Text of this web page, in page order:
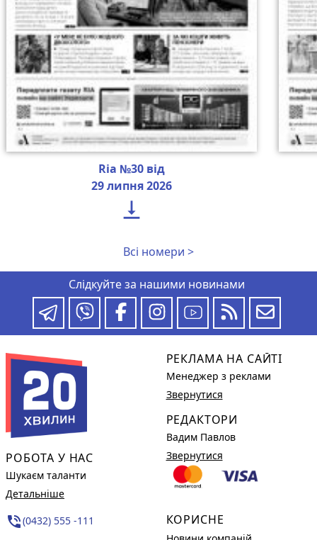
Ria №30 від
29 липня 2026

Всі номери >
Слідкуйте за нашими новинами
РОБОТА У НАС
Шукаєм таланти
Детальніше
phone_in_talk(0432) 555 -111
РЕКЛАМА НА САЙТІ
Менеджер з реклами
Звернутися
РЕДАКТОРИ
Вадим Павлов
Звернутися
КОРИСНЕ